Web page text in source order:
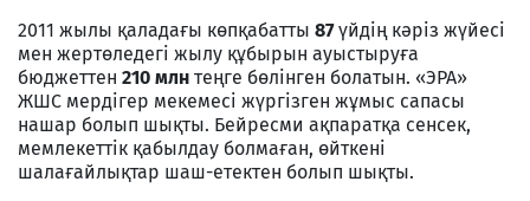
2011 жылы қаладағы көпқабатты 87үйдің кәріз жүйесі
мен жертөледегі жылу құбырын ауыстыруға
бюджеттен 210 млн теңге бөлінген болатын. «ЭРА»
ЖШС мердігер мекемесі жүргізген жұмыс сапасы
нашар болып шықты. Бейресми ақпаратқа сенсек,
мемлекеттік қабылдау болмаған, өйткені
шалағайлықтар шаш-етектен болып шықты.